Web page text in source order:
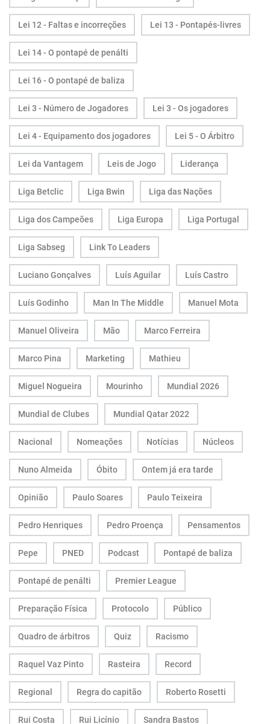
Lei 12 - Faltas e incorreções Lei 13 - Pontapés-livres
Lei 14 - O pontapé de penálti
Lei 16 - O pontapé de baliza
Lei 3 - Número de Jogadores Lei 3 - Os jogadores
Lei 4 - Equipamento dos jogadores Lei 5 - O Árbitro
Lei da Vantagem Leis de Jogo Liderança
Liga Betclic Liga Bwin Liga das Nações
Liga dos Campeões Liga Europa Liga Portugal
Liga Sabseg Link To Leaders
Luciano Gonçalves Luís Aguilar Luís Castro
Luís Godinho Man In The Middle Manuel Mota
Manuel Oliveira Mão Marco Ferreira
Marco Pina Marketing Mathieu
Miguel Nogueira Mourinho Mundial 2026
Mundial de Clubes Mundial Qatar 2022
Nacional Nomeações Notícias Núcleos
Nuno Almeida Óbito Ontem já era tarde
Opinião Paulo Soares Paulo Teixeira
Pedro Henriques Pedro Proença Pensamentos
Pepe PNED Podcast Pontapé de baliza
Pontapé de penálti Premier League
Preparação Física Protocolo Público
Quadro de árbitros Quiz Racismo
Raquel Vaz Pinto Rasteira Record
Regional Regra do capitão Roberto Rosetti
Rui Costa Rui Licínio Sandra Bastos